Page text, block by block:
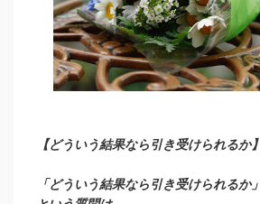
【どういう結果なら引き受けられるか】
「どういう結果なら引き受けられるか」